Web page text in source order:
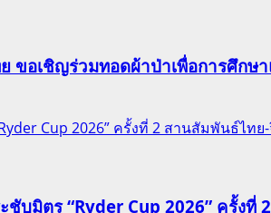
ขอเชิญร่วมทอดผ้าป่าเพื่อการศึ
Cup 2026” ครั้งที่ 2 สานสัมพันธ์ไทย
บมิตร “Ryder Cup 2026” ครั้งที่